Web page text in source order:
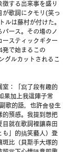
する出来事を盛り
が歌詞にタモリ(笑っ
ルは藤村が付けた。
パース。その場のノ
ースティックギター
で始まるこの
グルカットされるこ
室：「寫了段有趣的
果加上我這陣子常
歌的話，也許會發生
的預感。我提到想把
就在歌詞裡讓森田
も」的搞笑藝人）登
斑比（貝斯手大塚的